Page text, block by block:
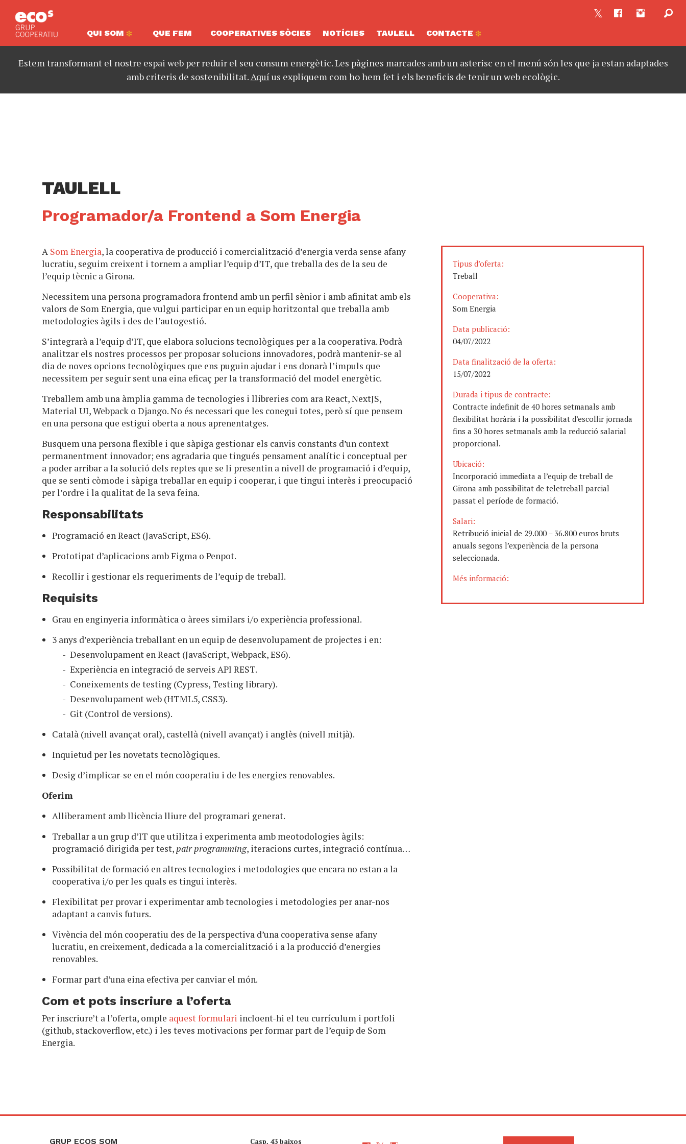
QUI SOM QUE FEM COOPERATIVES SÒCIES NOTÍCIES TAULELL CONTACTE
Estem transformant el nostre espai web per reduir el seu consum energètic. Les pàgines marcades amb un asterisc en el menú són les que ja estan adaptades
amb criteris de sostenibilitat.Aquíus expliquem com ho hem fet i els beneficis de tenir un web ecològic.
TAULELL
Programador/a Frontend a Som Energia
A Som Energia, la cooperativa de producció i comercialització d’energia verda sense afany
lucratiu, seguim creixent i tornem a ampliar l’equip d’IT, que treballa des de la seu de
l’equip tècnic a Girona.
Necessitem una persona programadora frontend amb un perfil sènior i amb afinitat amb els
valors de Som Energia, que vulgui participar en un equip horitzontal que treballa amb
metodologies àgils i des de l’autogestió.
S’integrarà a l’equip d’IT, que elabora solucions tecnològiques per a la cooperativa. Podrà
analitzar els nostres processos per proposar solucions innovadores, podrà mantenir-se al
dia de noves opcions tecnològiques que ens puguin ajudar i ens donarà l’impuls que
necessitem per seguir sent una eina eficaç per la transformació del model energètic.
Treballem amb una àmplia gamma de tecnologies i llibreries com ara React, NextJS,
Material UI, Webpack o Django. No és necessari que les conegui totes, però sí que pensem
en una persona que estigui oberta a nous aprenentatges.
Busquem una persona flexible i que sàpiga gestionar els canvis constants d’un context
permanentment innovador; ens agradaria que tingués pensament analític i conceptual per
a poder arribar a la solució dels reptes que se li presentin a nivell de programació i d’equip,
que se senti còmode i sàpiga treballar en equip i cooperar, i que tingui interès i preocupació
per l’ordre i la qualitat de la seva feina.
Responsabilitats
Programació en React (JavaScript, ES6).
Prototipat d’aplicacions amb Figma o Penpot.
Recollir i gestionar els requeriments de l’equip de treball.
Requisits
Grau en enginyeria informàtica o àrees similars i/o experiència professional.
3 anys d’experiència treballant en un equip de desenvolupament de projectes i en:
Desenvolupament en React (JavaScript, Webpack, ES6).
Experiència en integració de serveis API REST.
Coneixements de testing (Cypress, Testing library).
Desenvolupament web (HTML5, CSS3).
Git (Control de versions).
Català (nivell avançat oral), castellà (nivell avançat) i anglès (nivell mitjà).
Inquietud per les novetats tecnològiques.
Desig d’implicar-se en el món cooperatiu i de les energies renovables.
Oferim
Alliberament amb llicència lliure del programari generat.
Treballar a un grup d’IT que utilitza i experimenta amb meotodologies àgils:
programació dirigida per test, pair programming, iteracions curtes, integració contínua…
Possibilitat de formació en altres tecnologies i metodologies que encara no estan a la
cooperativa i/o per les quals es tingui interès.
Flexibilitat per provar i experimentar amb tecnologies i metodologies per anar-nos
adaptant a canvis futurs.
Vivència del món cooperatiu des de la perspectiva d’una cooperativa sense afany
lucratiu, en creixement, dedicada a la comercialització i a la producció d’energies
renovables.
Formar part d’una eina efectiva per canviar el món.
Com et pots inscriure a l’oferta
Per inscriure’t a l’oferta, omple aquest formulari incloent-hi el teu currículum i portfoli
(github, stackoverflow, etc.) i les teves motivacions per formar part de l’equip de Som
Energia.
Tipus d’oferta:
Treball
Cooperativa:
Som Energia
Data publicació:
04/07/2022
Data finalització de la oferta:
15/07/2022
Durada i tipus de contracte:
Contracte indefinit de 40 hores setmanals amb
flexibilitat horària i la possibilitat d’escollir jornada
fins a 30 hores setmanals amb la reducció salarial
proporcional.
Ubicació:
Incorporació immediata a l’equip de treball de
Girona amb possibilitat de teletreball parcial
passat el període de formació.
Salari:
Retribució inicial de 29.000 – 36.800 euros bruts
anuals segons l’experiència de la persona
seleccionada.
Més informació:
GRUP ECOS SOM Casp, 43 baixos